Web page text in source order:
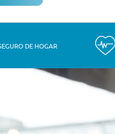
DE HOGAR